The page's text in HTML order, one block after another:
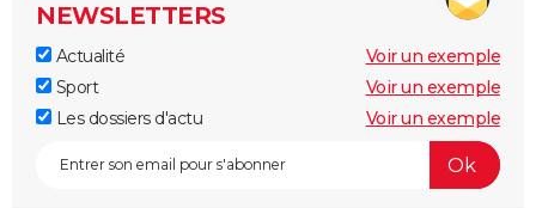
NEWSLETTERS
Actualité
Voir un exemple
Sport
Voir un exemple
Les dossiers d'actu
Voir un exemple